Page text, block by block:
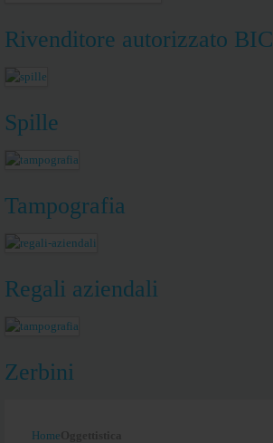
Rivenditore autorizzato BIC
Spille
Tampografia
Regali aziendali
Zerbini
Home